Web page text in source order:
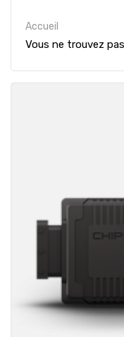
Accueil
Vous ne trouvez